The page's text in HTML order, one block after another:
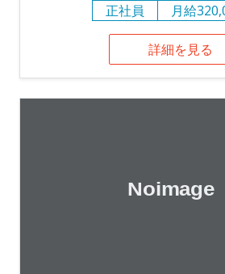
正社員
月給
詳細を見る